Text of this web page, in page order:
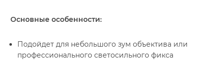
Основные особенности:
Подойдет для небольшого зум объектива или
профессионального светосильного фикса